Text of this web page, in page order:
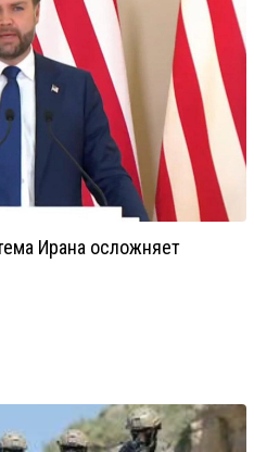
Ирана осложняет